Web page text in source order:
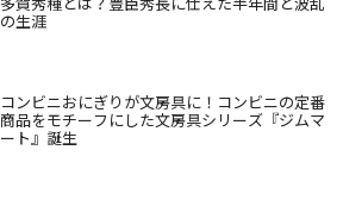
の生涯
コンビニおにぎりが文房具に！コンビニの定番
商品をモチーフにした文房具シリーズ『ジムマ
ート』誕生